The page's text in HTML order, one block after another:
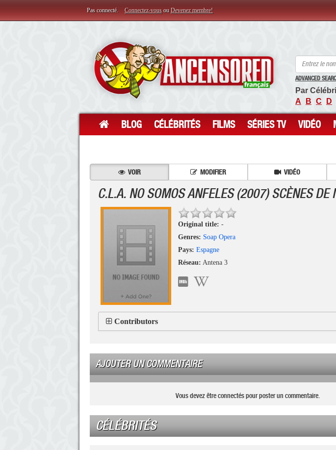
Pas connecté. Connectez-vous ou Devenez membre!
ADVANCED
Par
A
B C D
BLOG CÉLÉBRITÉS FILMS SÉRIES TV VIDÉO
VOIR MODIFIER VIDÉO
C.L.A. NO SOMOS ANFELES (2007) SCÈNES DE
Original title: -
Genres: Soap Opera
Pays: Espagne
Réseau: Antena 3
Contributors
AJOUTER UN COMMENTAIRE
Vous devez être connectés pour poster un commentaire.
CÉLÉBRITÉS